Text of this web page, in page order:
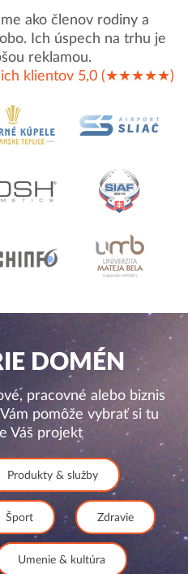
ako členov rodiny a
Ich úspech na trhu je
reklamou.
klientov 5,0 (★★★★★)
DOMÉN
pracovné alebo biznis
pomôže vybrať si tu
Váš projekt
Produkty & služby
Šport Zdravie
Umenie & kultúra